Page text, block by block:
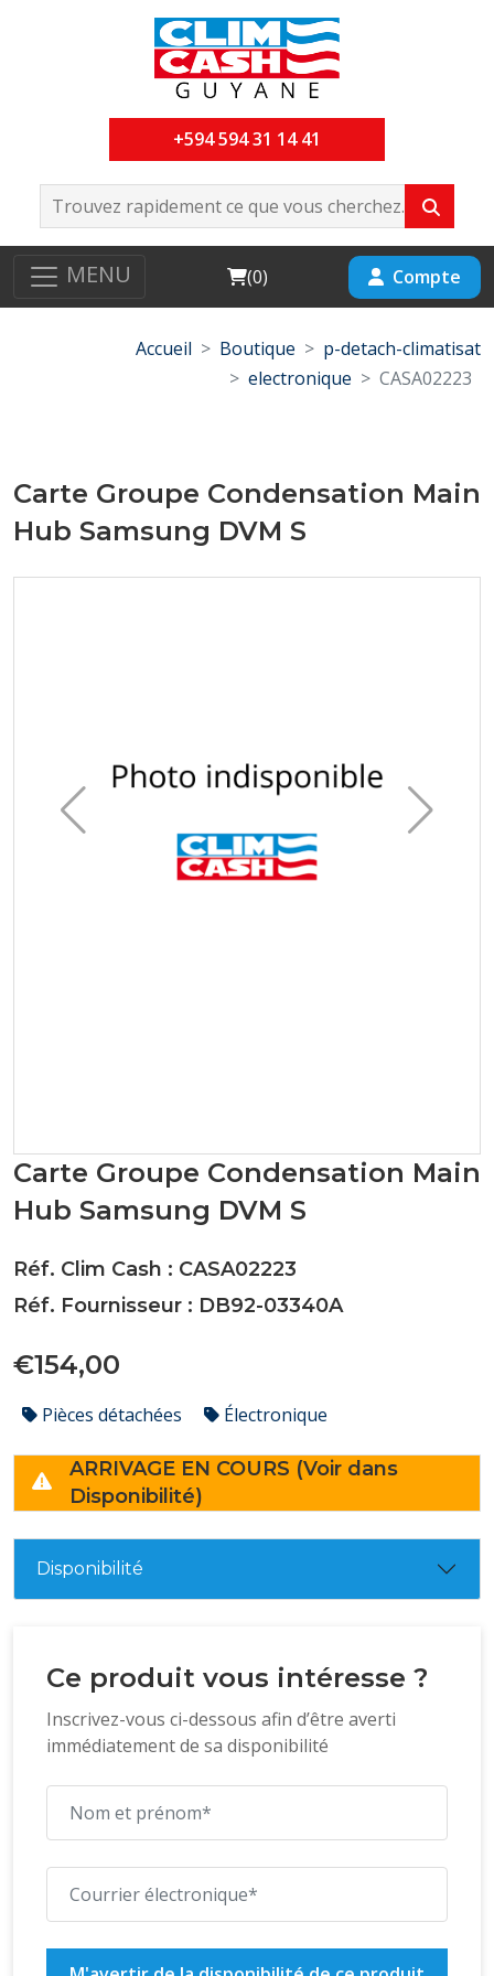
+594 594 31 14 41
MENU Cart
(0) Compte
Accueil Boutique
p-detach-climatisat
electronique
CASA02223
Carte Groupe Condensation Main
Hub Samsung DVM S
Carte Groupe Condensation Main
Hub Samsung DVM S
Réf. Clim Cash : CASA02223
Réf. Fournisseur : DB92-03340A
€154,00
Pièces détachées Électronique
ARRIVAGE EN COURS (Voir dans
Disponibilité)
Disponibilité
Ce produit vous intéresse ?
Inscrivez-vous ci-dessous afin d’être averti
immédiatement de sa disponibilité